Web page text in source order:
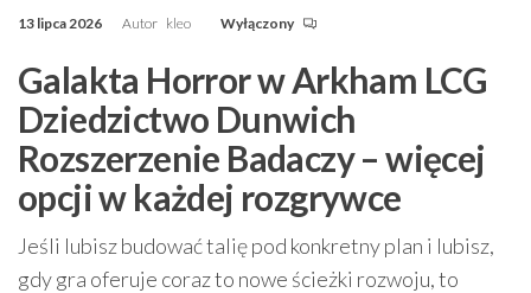
13 lipca 2026 Autor kleo Wyłączony
Galakta Horror w Arkham LCG
Dziedzictwo Dunwich
Rozszerzenie Badaczy – więcej
opcji w każdej rozgrywce
Jeśli lubisz budować talię pod konkretny plan i lubisz,
gdy gra oferuje coraz to nowe ścieżki rozwoju, to